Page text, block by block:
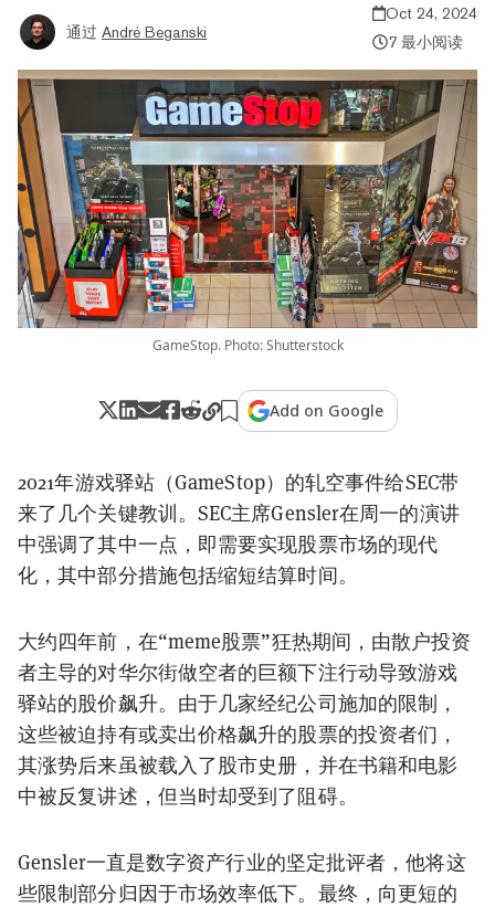
通过 André Beganski
Oct 24, 2024
7 最小阅读
GameStop. Photo: Shutterstock
Add on Google
2021年游戏驿站（GameStop）的轧空事件给SEC带
来了几个关键教训。SEC主席Gensler在周一的演讲
中强调了其中一点，即需要实现股票市场的现代
化，其中部分措施包括缩短结算时间。
大约四年前，在“meme股票”狂热期间，由散户投资
者主导的对华尔街做空者的巨额下注行动导致游戏
驿站的股价飙升。由于几家经纪公司施加的限制，
这些被迫持有或卖出价格飙升的股票的投资者们，
其涨势后来虽被载入了股市史册，并在书籍和电影
中被反复讲述，但当时却受到了阻碍。
Gensler一直是数字资产行业的坚定批评者，他将这
些限制部分归因于市场效率低下。最终，向更短的